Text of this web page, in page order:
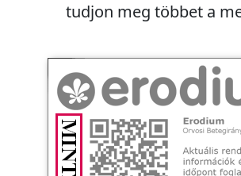
tudjon meg többet a